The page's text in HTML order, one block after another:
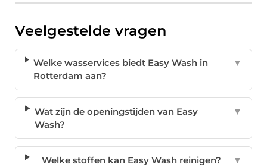
Veelgestelde vragen
Welke wasservices biedt Easy Wash in
Rotterdam aan?
▼
Wat zijn de openingstijden van Easy
Wash?
▼
Welke stoffen kan Easy Wash reinigen? ▼